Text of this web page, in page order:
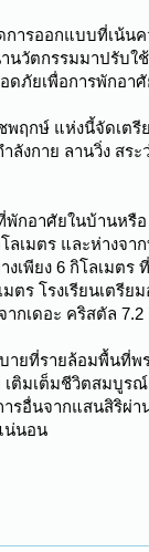
รออกแบบที่เน้น
นวัตกรรมมาปรั
ภัยเพื่อการพักอาศั
พฤกษ์ แห่งนี้จัดเ
ำลังกาย ลานวิ่ง
อาศัยในบ้านหรื
เมตร และห่างจ
เพียง 6 กิโลเมต
มตร โรงเรียนเ
กเดอะ คริสตัล 7.2
ยที่รายล้อมพื้นที่
เติมเต็มชีวิตสมบู
ารอื่นจากแสนสิริผ่า
น่นอน